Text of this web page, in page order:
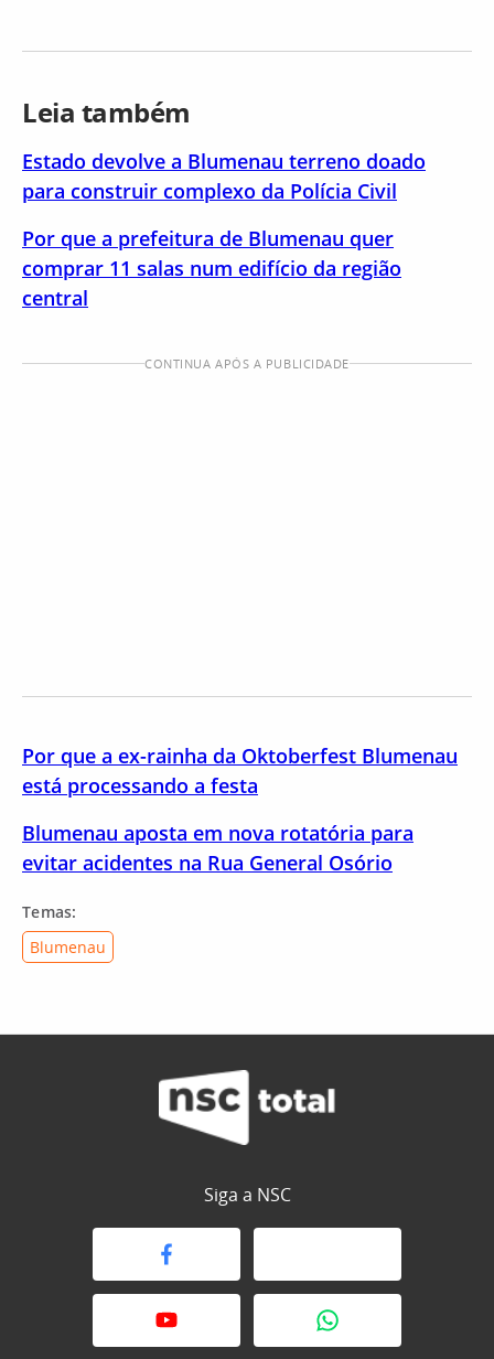
Leia também
Estado devolve a Blumenau terreno doado
para construir complexo da Polícia Civil
Por que a prefeitura de Blumenau quer
comprar 11 salas num edifício da região
central
CONTINUA APÓS A PUBLICIDADE
Por que a ex-rainha da Oktoberfest Blumenau
está processando a festa
Blumenau aposta em nova rotatória para
evitar acidentes na Rua General Osório
Temas:
Blumenau
Siga a NSC